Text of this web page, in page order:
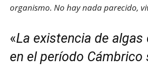
organismo. No hay nada parecido,
«La existencia de algas
en el período Cámbrico